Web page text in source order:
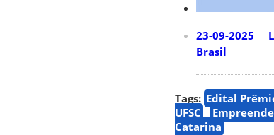
23-09-2025
Brasil
Tags: Edital
UFSC
Catarina